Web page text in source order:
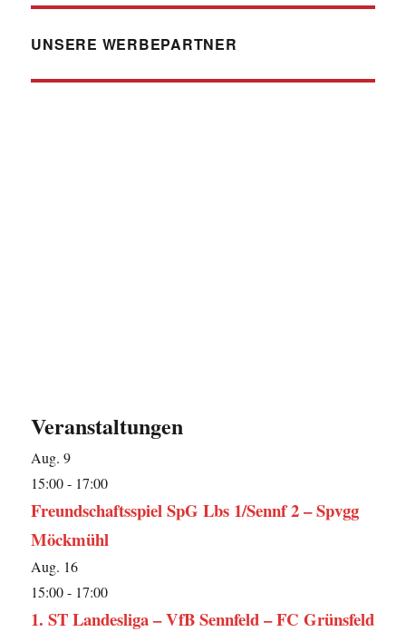
UNSERE WERBEPARTNER
Veranstaltungen
Aug.9
15:00- 17:00
Freundschaftsspiel SpG Lbs 1/Sennf 2 – Spvgg
Möckmühl
Aug. 16
15:00- 17:00
1. ST Landesliga – VfB Sennfeld – FC Grünsfeld